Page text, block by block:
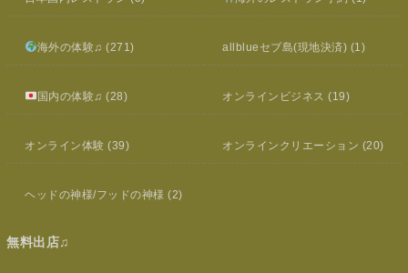
海外の体験♫ (271) allblueセブ島(現地決済) (1)
国内の体験♫ (28) オンラインビジネス (19)
オンライン体験 (39) オンラインクリエーション (20)
ヘッドの神様/フッドの神様 (2)
無料出店♫